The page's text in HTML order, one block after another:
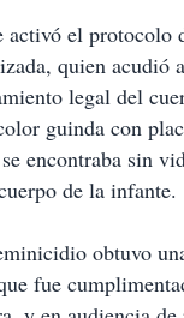
activó el protocolo
quien acudió
legal del
guinda con
encontraba sin
de la infante.
obtuvo
fue